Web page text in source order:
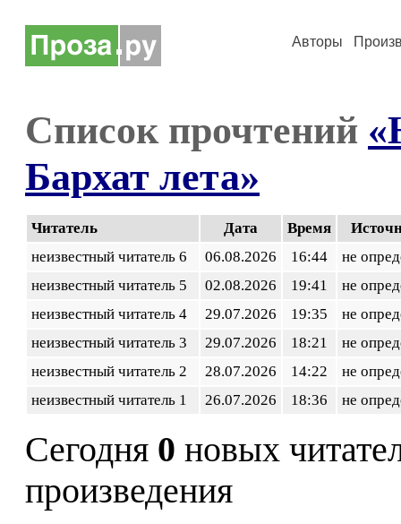
Авторы
Список прочтений
Бархат лета»
Читатель Дата Время
неизвестный читатель 6
06.08.2026 16:44
не
неизвестный читатель 5
02.08.2026 19:41
не
неизвестный читатель 4
29.07.2026 19:35
не
неизвестный читатель 3
29.07.2026 18:21
не
неизвестный читатель 2
28.07.2026 14:22
не
неизвестный читатель 1
26.07.2026 18:36 не
Сегодня 0 новых
произведения